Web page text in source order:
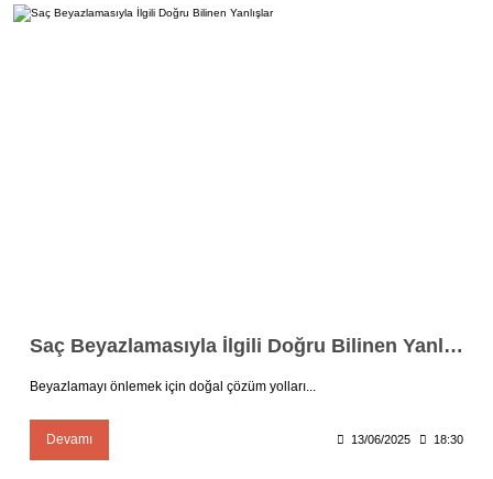
Saç Beyazlamasıyla İlgili Doğru Bilinen Yanlışlar
Beyazlamayı önlemek için doğal çözüm yolları...
Devamı 13/06/2025 18:30